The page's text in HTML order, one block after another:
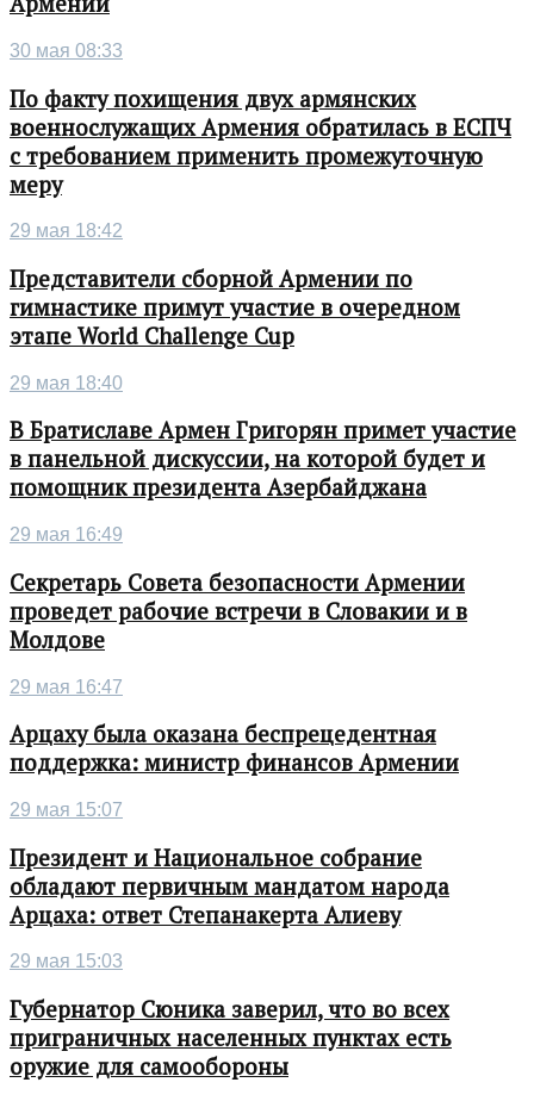
30 мая 08:33
По факту похищения двух армянских
военнослужащих Армения обратилась в ЕСПЧ
с требованием применить промежуточную
меру
29 мая 18:42
Представители сборной Армении по
гимнастике примут участие в очередном
этапе World Challenge Cup
29 мая 18:40
В Братиславе Армен Григорян примет участие
в панельной дискуссии, на которой будет и
помощник президента Азербайджана
29 мая 16:49
Секретарь Совета безопасности Армении
проведет рабочие встречи в Словакии и в
Молдове
29 мая 16:47
Арцаху была оказана беспрецедентная
поддержка: министр финансов Армении
29 мая 15:07
Президент и Национальное собрание
обладают первичным мандатом народа
Арцаха: ответ Степанакерта Алиеву
29 мая 15:03
Губернатор Сюника заверил, что во всех
приграничных населенных пунктах есть
оружие для самообороны